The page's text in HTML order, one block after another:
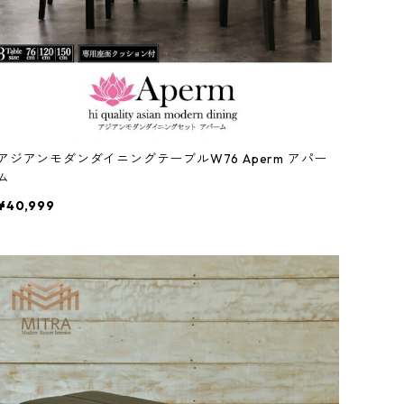
ジアンモダンダイニングテーブルW76 Aperm アパー